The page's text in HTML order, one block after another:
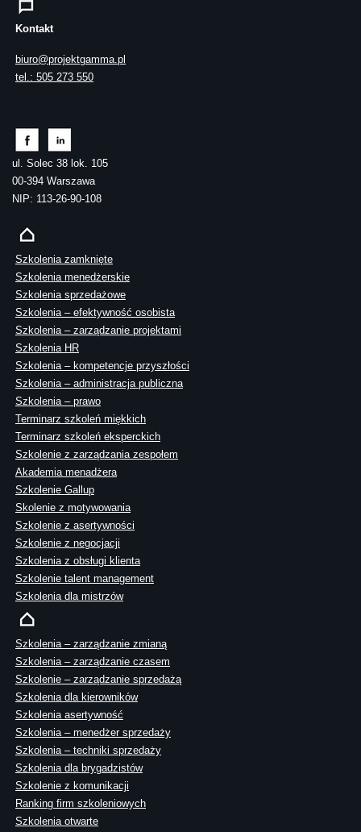
Kontakt
biuro@projektgamma.pl
tel.: 505 273 550
ul. Solec 38 lok. 105
00-394 Warszawa
NIP: 113-26-90-108
Szkolenia zamknięte
Szkolenia menedżerskie
Szkolenia sprzedażowe
Szkolenia – efektywność osobista
Szkolenia – zarządzanie projektami
Szkolenia HR
Szkolenia – kompetencje przyszłości
Szkolenia – administracja publiczna
Szkolenia – prawo
Terminarz szkoleń miękkich
Terminarz szkoleń eksperckich
Szkolenie z zarządzania zespołem
Akademia menadżera
Szkolenie Gallup
Skolenie z motywowania
Szkolenie z asertywności
Szkolenie z negocjacji
Szkolenia z obsługi klienta
Szkolenie talent management
Szkolenia dla mistrzów
Szkolenia – zarządzanie zmianą
Szkolenia – zarządzanie czasem
Szkolenie – zarządzanie sprzedażą
Szkolenia dla kierowników
Szkolenia asertywność
Szkolenia – menedżer sprzedaży
Szkolenia – techniki sprzedaży
Szkolenia dla brygadzistów
Szkolenie z komunikacji
Ranking firm szkoleniowych
Szkolenia otwarte